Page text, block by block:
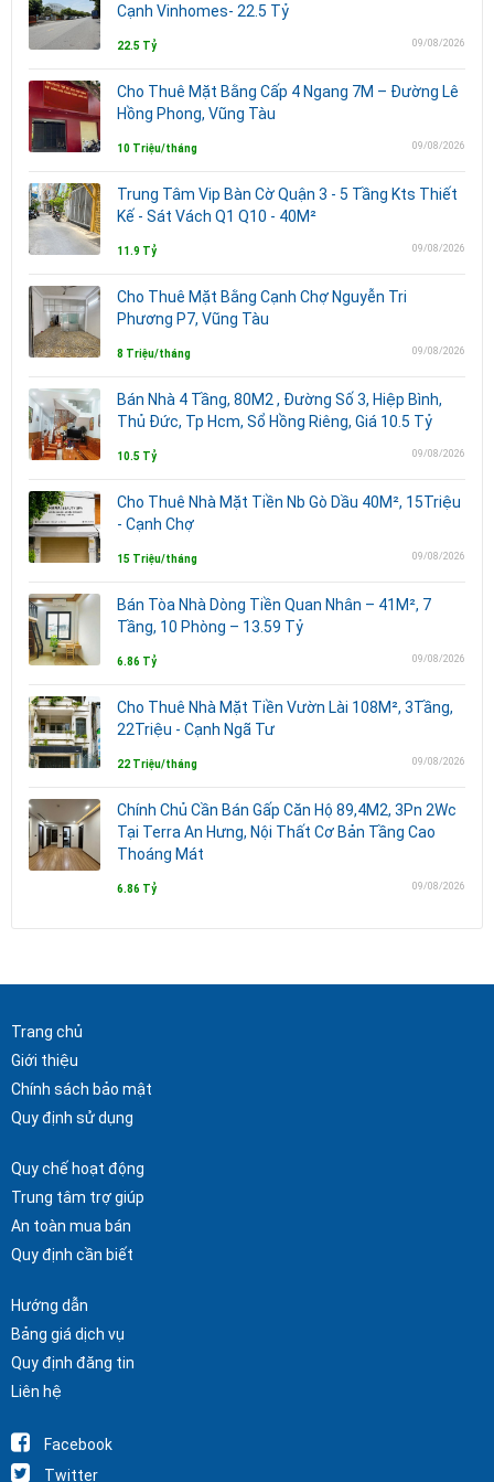
Cạnh Vinhomes- 22.5 Tỷ
22.5 Tỷ 09/08/2026
Cho Thuê Mặt Bằng Cấp 4 Ngang 7M – Đường Lê
Hồng Phong, Vũng Tàu
10 Triệu/tháng 09/08/2026
Trung Tâm Vip Bàn Cờ Quận 3 - 5 Tầng Kts Thiết
Kế - Sát Vách Q1 Q10 - 40M²
11.9 Tỷ 09/08/2026
Cho Thuê Mặt Bằng Cạnh Chợ Nguyễn Tri
Phương P7, Vũng Tàu
8 Triệu/tháng 09/08/2026
Bán Nhà 4 Tầng, 80M2 , Đường Số 3, Hiệp Bình,
Thủ Đức, Tp Hcm, Sổ Hồng Riêng, Giá 10.5 Tỷ
10.5 Tỷ 09/08/2026
Cho Thuê Nhà Mặt Tiền Nb Gò Dầu 40M², 15Triệu
- Cạnh Chợ
15 Triệu/tháng 09/08/2026
Bán Tòa Nhà Dòng Tiền Quan Nhân – 41M², 7
Tầng, 10 Phòng – 13.59 Tỷ
6.86 Tỷ 09/08/2026
Cho Thuê Nhà Mặt Tiền Vườn Lài 108M², 3Tầng,
22Triệu - Cạnh Ngã Tư
22 Triệu/tháng 09/08/2026
Chính Chủ Cần Bán Gấp Căn Hộ 89,4M2, 3Pn 2Wc
Tại Terra An Hưng, Nội Thất Cơ Bản Tầng Cao
Thoáng Mát
6.86 Tỷ 09/08/2026
Trang chủ
Giới thiệu
Chính sách bảo mật
Quy định sử dụng
Quy chế hoạt động
Trung tâm trợ giúp
An toàn mua bán
Quy định cần biết
Hướng dẫn
Bảng giá dịch vụ
Quy định đăng tin
Liên hệ
Facebook
Twitter